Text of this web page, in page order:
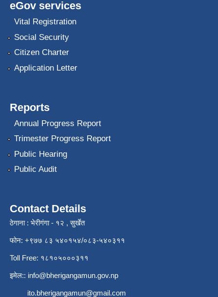
eGov services
Vital Registration
Social Security
Citizen Charter
Application Letter
Reports
Annual Progress Report
Trimester Progress Report
Public Hearing
Public Audit
Contact Details
ठेगाना : भेरीगंगा - १२ , सुर्खेत
फोन: +९७७ ८३ ५४०१५४/०८३-५४०३११
Toll Free: १८१०५०००३११
इमेल:: info@bherigangamun.gov.np
ito.bherigangamun@gmail.com